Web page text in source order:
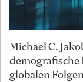
Michael C.
globalen Folgen